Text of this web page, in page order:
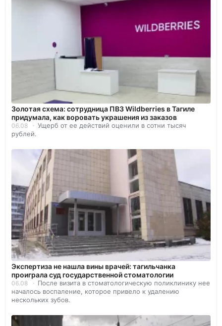
Золотая схема: сотрудница ПВЗ Wildberries в Тагиле
придумала, как воровать украшения из заказов
06.08
Ущерб от ее действий оценили в сотни тысяч
рублей.
Экспертиза не нашла вины врачей: тагильчанка
проиграла суд государственной стоматологии
06.08
После визита в стоматологическую поликлинику нее
началось воспаление, которое привело к удалению
нескольких зубов.